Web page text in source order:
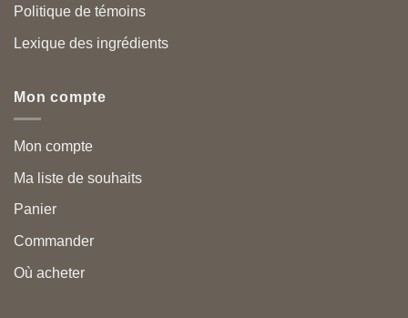
Politique de témoins
Lexique des ingrédients
Mon compte
Mon compte
Ma liste de souhaits
Panier
Commander
Où acheter